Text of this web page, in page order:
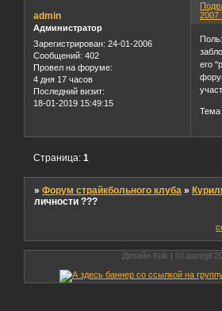
2007
admin
Администратор
Зарегистрирован: 24-01-2006
Сообщений: 402
Провел на форуме:
4 дня 17 часов
Последний визит:
18-01-2019 15:49:15
его
Тема
Страница:1
»Форум страйкбольного клуба »
личности ???
Дизайн Kuk | ©Lauregil